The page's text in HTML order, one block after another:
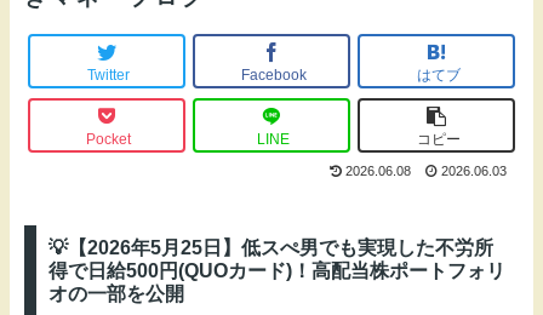
Twitter Facebook はてブ
Pocket LINE コピー
2026.06.08 2026.06.03
💡【2026年5月25日】低スぺ男でも実現した不労所
得で日給500円(QUOカード)！高配当株ポートフォリ
オの一部を公開